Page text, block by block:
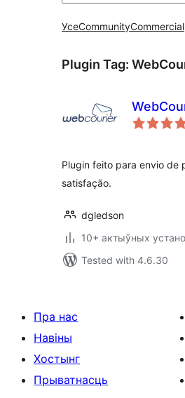
УсеCommunityCommercial
Plugin Tag:
Plugin feito para envio de
satisfação.
dgledson
10+ актыўных
Tested with 4.6.30
Пра нас
Навіны
Хостынг
Прыватнасць